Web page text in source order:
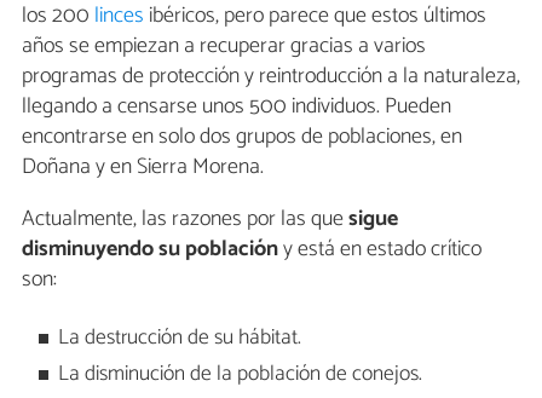
los 200 linces ibéricos, pero parece que estos últimos
años se empiezan a recuperar gracias a varios
programas de protección y reintroducción a la naturaleza,
llegando a censarse unos 500 individuos. Pueden
encontrarse en solo dos grupos de poblaciones, en
Doñana y en Sierra Morena.
Actualmente, las razones por las quesigue
disminuyendo su poblacióny está en estado crítico
son:
La destrucción de su hábitat.
La disminución de la población de conejos.